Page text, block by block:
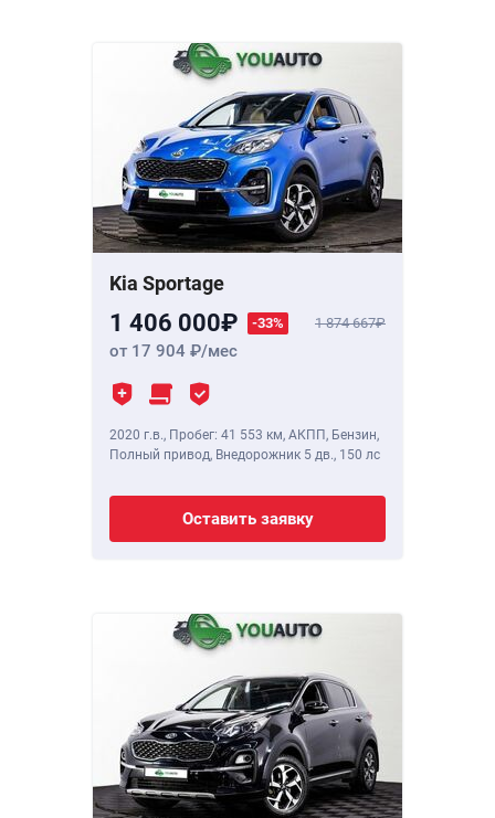
Kia Sportage
1 406 000 -33% 1 874 667
от 17 904 /мес
2020 г.в., Пробег: 41 553 км, АКПП, Бензин,
Полный привод, Внедорожник 5 дв., 150 лс
Оставить заявку